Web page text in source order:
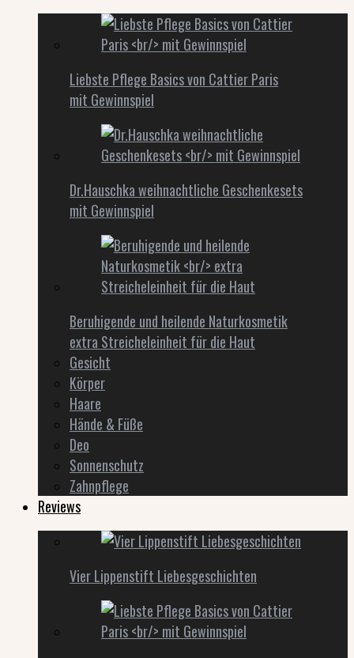
Liebste Pflege Basics von Cattier Paris
mit Gewinnspiel
Dr.Hauschka weihnachtliche Geschenkesets
mit Gewinnspiel
Beruhigende und heilende Naturkosmetik
extra Streicheleinheit für die Haut
Gesicht
Körper
Haare
Hände & Füße
Deo
Sonnenschutz
Zahnpflege
Reviews
Vier Lippenstift Liebesgeschichten